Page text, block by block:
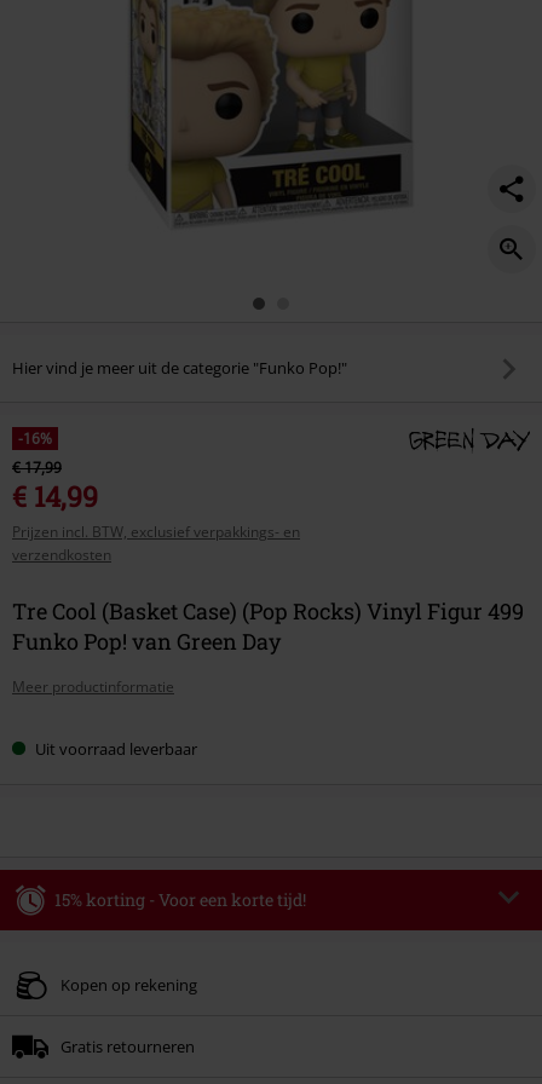
Hier vind je meer uit de categorie "Funko Pop!"
-16%
€ 17,99
€ 14,99
Prijzen incl. BTW, exclusief verpakkings- en
verzendkosten
Tre Cool (Basket Case) (Pop Rocks) Vinyl Figur 499
Funko Pop! van Green Day
Meer productinformatie
Uit voorraad leverbaar
15% korting - Voor een korte tijd!
Geldig t/m 09-08-2026
Zodra je de code hebt ingevoerd, wordt de korting automatisch verrekend in
Kopen op rekening
Gratis retourneren